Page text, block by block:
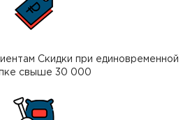
Скидки при единовременной
свыше 30 000